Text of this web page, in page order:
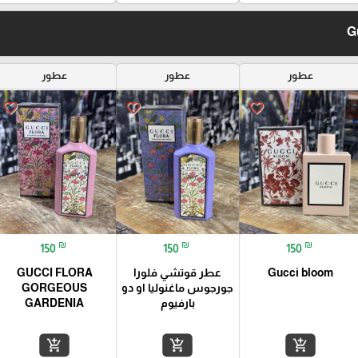
عطور
favorite_border
150 ₪
Gucci bloom
add_shopping_cart
عطور
favorite_border
150 ₪
عطر قوتشي فلورا
جورجوس ماغنوليا او دو
بارفيوم
add_shopping_cart
عطور
favorite_border
150 ₪
GUCCI FLORA
GORGEOUS
GARDENIA
add_shopping_cart